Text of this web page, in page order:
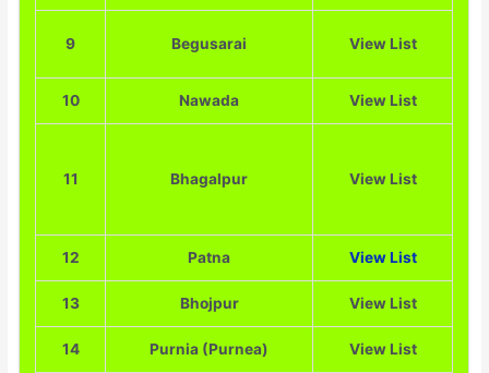
9 Begusarai View List
10 Nawada View List
11 Bhagalpur View List
12 Patna View List
13 Bhojpur View List
14 Purnia (Purnea) View List